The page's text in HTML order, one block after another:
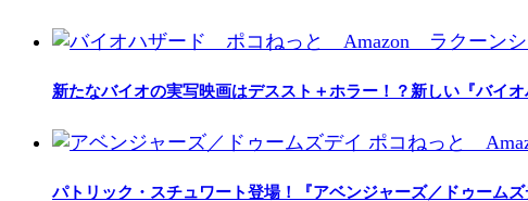
新たなバイオの実写映画はデススト＋ホラー！？新しい『バイ
パトリック・スチュワート登場！『アベンジャーズ／ドゥームズ